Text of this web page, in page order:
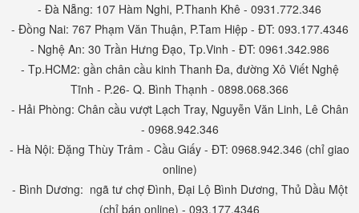
- Đà Nẵng: 107 Hàm Nghi, P.Thanh Khê - 0931.772.346
- Đồng Nai: 767 Phạm Văn Thuận, P.Tam Hiệp - ĐT: 093.177.4346
- Nghệ An: 30 Trần Hưng Đạo, Tp.Vinh - ĐT: 0961.342.986
- Tp.HCM2: gần chân cầu kinh Thanh Đa, đường Xô Viết Nghệ
Tĩnh - P.26- Q. Bình Thạnh - 0898.068.366
- Hải Phòng: Chân cầu vượt Lạch Tray, Nguyễn Văn Linh, Lê Chân
- 0968.942.346
- Hà Nội: Đặng Thùy Trâm - Cầu Giấy - ĐT: 0968.942.346 (chỉ giao
online)
- Bình Dương: ngã tư chợ Đình, Đại Lộ Bình Dương, Thủ Dầu Một
(chỉ bán online) - 093.177.4346